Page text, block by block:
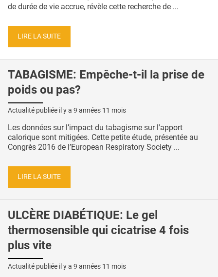
de durée de vie accrue, révèle cette recherche de ...
LIRE LA SUITE
TABAGISME: Empêche-t-il la prise de
poids ou pas?
Actualité publiée il y a 9 années 11 mois
Les données sur l’impact du tabagisme sur l'apport
calorique sont mitigées. Cette petite étude, présentée au
Congrès 2016 de l’European Respiratory Society ...
LIRE LA SUITE
ULCÈRE DIABÉTIQUE: Le gel
thermosensible qui cicatrise 4 fois
plus vite
Actualité publiée il y a 9 années 11 mois